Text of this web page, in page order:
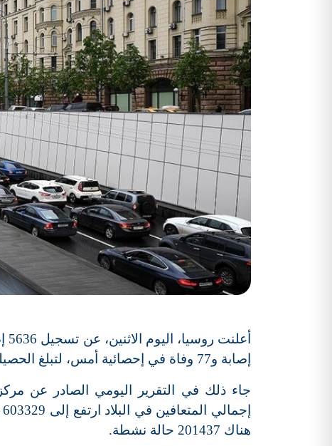
إصابة و77 وفاة في إحصائية أمس، لتبلغ الحصيلة 818120 حالة، منها 13354 وفاة.
جاء ذلك في التقرير اليومي الصادر عن
هناك 201437 حالة نشطة.